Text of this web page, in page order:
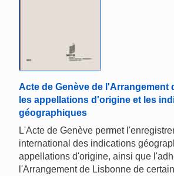
Acte de Genève de l'Arrangement
les appellations d'origine et les
géographiques
L'Acte de Genève permet
international des indications
appellations d'origine, ainsi que
l'Arrangement de Lisbonne de